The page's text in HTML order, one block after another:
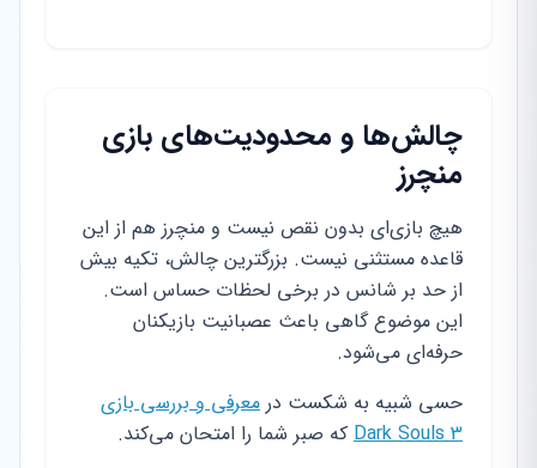
چالش‌ها و محدودیت‌های بازی
منچرز
هیچ بازی‌ای بدون نقص نیست و منچرز هم از این
قاعده مستثنی نیست. بزرگترین چالش، تکیه بیش
از حد بر شانس در برخی لحظات حساس است.
این موضوع گاهی باعث عصبانیت بازیکنان
حرفه‌ای می‌شود.
حسی شبیه به شکست در معرفی و بررسی بازی
Dark Souls 3 که صبر شما را امتحان می‌کند.